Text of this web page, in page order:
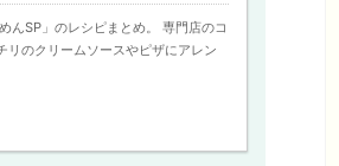
んSP」のレシピまとめ。 専門店のコ
リのクリームソースやピザにアレン